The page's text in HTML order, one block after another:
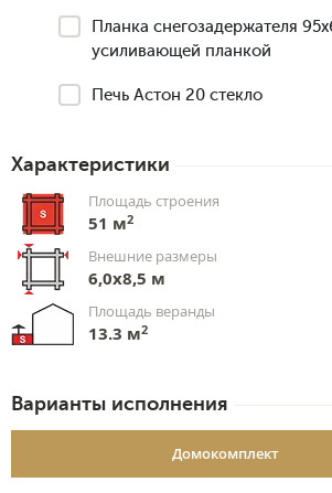
Планка снегозадержателя
усиливающей планкой
Печь Астон 20 стекло
Характеристики
Площадь строения
51 м2
Внешние размеры
6,0х8,5 м
Площадь веранды
13.3 м2
Варианты исполнения
Домокомплект